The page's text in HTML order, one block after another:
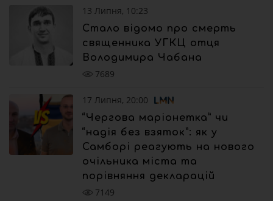
13 Липня, 10:23
Стало відомо про смерть
священника УГКЦ отця
Володимира Чабана
7689
17 Липня, 20:00
“Чергова маріонетка” чи
“надія без взяток”: як у
Самборі реагують на нового
очільника міста та
порівняння декларацій
7149